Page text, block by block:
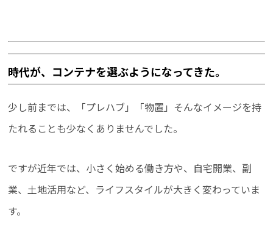
時代が、コンテナを選ぶようになってきた。
少し前までは、「プレハブ」「物置」そんなイメージを持
たれることも少なくありませんでした。
ですが近年では、小さく始める働き方や、自宅開業、副
業、土地活用など、ライフスタイルが大きく変わっていま
す。